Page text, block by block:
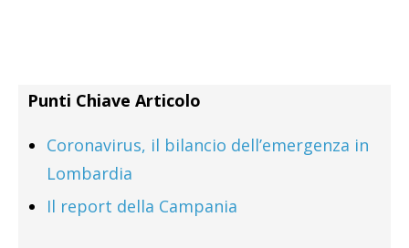
Punti Chiave Articolo
Coronavirus, il bilancio dell’emergenza in
Lombardia
Il report della Campania